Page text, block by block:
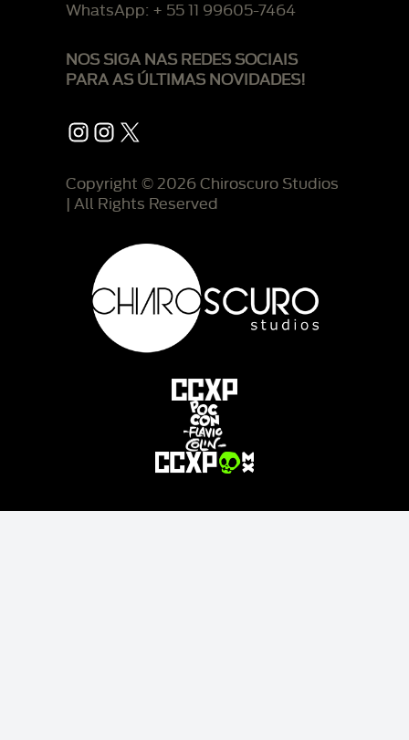
WhatsApp: + 55 11 99605-7464
NOS SIGA NAS REDES SOCIAIS
PARA AS ÚLTIMAS NOVIDADES!
Instagram
Instagram
X
Copyright © 2026 Chiroscuro Studios
| All Rights Reserved